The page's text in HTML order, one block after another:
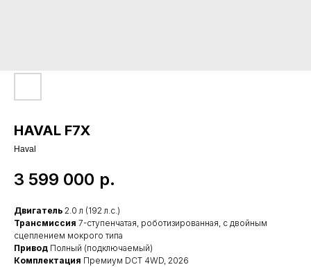
HAVAL F7X
Haval
3 599 000 р.
Двигатель 2.0 л (192 л.с.)
Трансмиссия 7-ступенчатая, роботизированная, с двойным
сцеплением мокрого типа
Привод Полный (подключаемый)
Комплектация Премиум DCT 4WD, 2026